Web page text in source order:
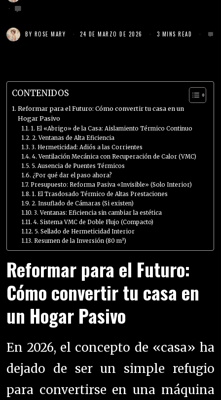
BY ROSE MARY 24 DE MARZO DE 2026 3 MINS READ
CONTENIDOS
Reformar para el Futuro: Cómo convertir tu casa en un
Hogar Pasivo
1. El «Abrigo» de la Casa: Aislamiento Térmico Continuo
2. Ventanas de Alta Eficiencia
3. Hermeticidad: Adiós a las Corrientes
4. Ventilación Mecánica con Recuperación de Calor (VMC)
5. Ausencia de Puentes Térmicos
¿Por qué dar el paso ahora?
Presupuesto: Reforma Pasiva «Invisible» (Solo Interior)
1. El Trasdosado Térmico de Altas Prestaciones
2. Insuflado de Cámaras (Si existen)
3. Ventanas: Eficiencia sin cambiar la estética
4. Sistema VMC de Doble Flujo (Compacto)
5. Sellado de Hermeticidad Interior
Resumen de la Inversión (80 m²)
Reformar para el Futuro:
Cómo convertir tu casa en
un Hogar Pasivo
En 2026, el concepto de «casa» ha
dejado de ser un simple refugio
para convertirse en una máquina